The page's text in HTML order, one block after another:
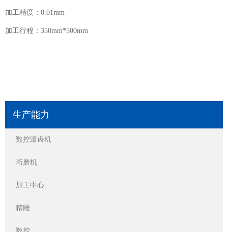
加工精度：0.01mm
加工行程：350mm*500mm
生产能力
数控滚齿机
珩磨机
加工中心
精雕
数控